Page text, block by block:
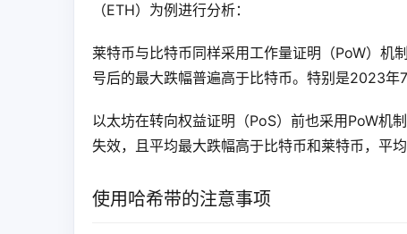
（ETH）为例进行分析：
莱特币与比特币同样采用工作量证明（PoW）机
号后的最大跌幅普遍高于比特币。特别是2023年
以太坊在转向权益证明（PoS）前也采用PoW机
失效，且平均最大跌幅高于比特币和莱特币，平
使用哈希带的注意事项